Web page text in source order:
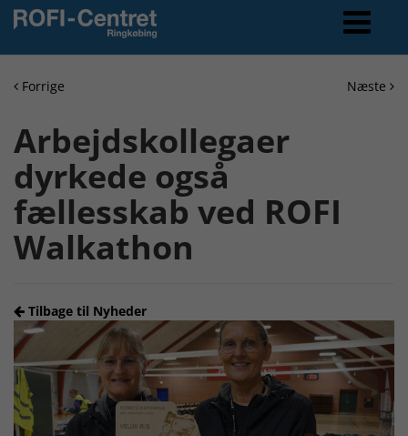
Forrige Næste
Arbejdskollegaer
dyrkede også
fællesskab ved ROFI
Walkathon
Tilbage til Nyheder